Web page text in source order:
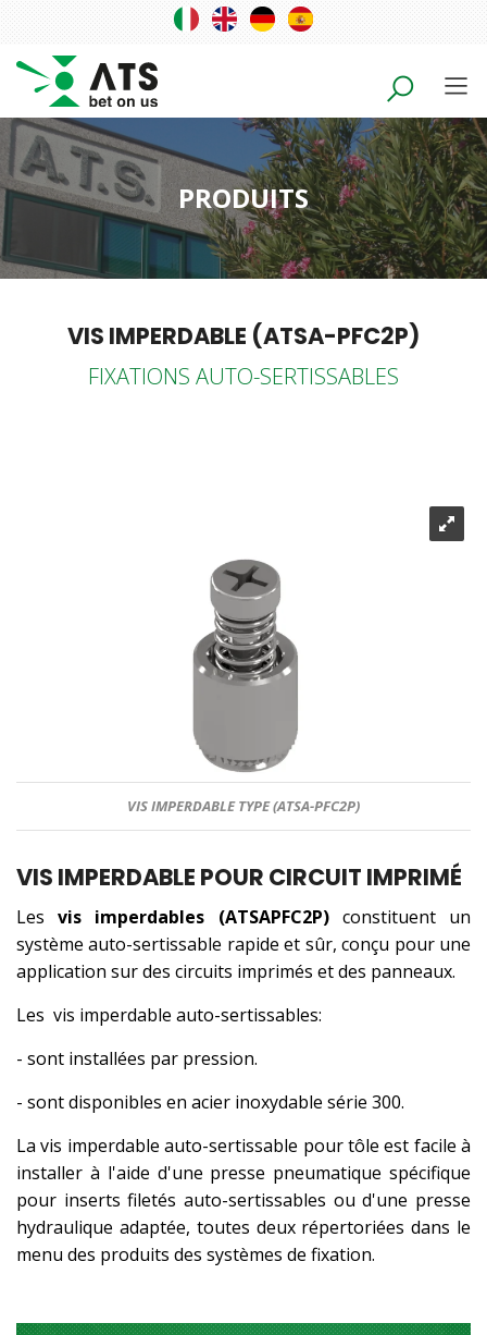
PRODUITS
VIS IMPERDABLE (ATSA-PFC2P)
FIXATIONS AUTO-SERTISSABLES
VIS IMPERDABLE TYPE (ATSA-PFC2P)
VIS IMPERDABLE POUR CIRCUIT IMPRIMÉ
Lesvis imperdables (ATSAPFC2P) constituent un
système auto-sertissable rapide et sûr, conçu pour une
application sur des circuits imprimés et des panneaux.
Les vis imperdable auto-sertissables:
- sont installées par pression.
- sont disponibles en acier inoxydable série 300.
La vis imperdable auto-sertissable pour tôle est facile à
installer à l'aide d'une presse pneumatique spécifique
pour inserts filetés auto-sertissables ou d'une presse
hydraulique adaptée, toutes deux répertoriées dans le
menu des produits des systèmes de fixation.